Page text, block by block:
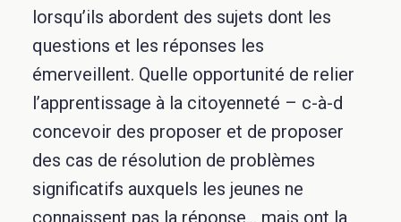
lorsqu’ils abordent des sujets dont les
questions et les réponses les
émerveillent. Quelle opportunité de relier
l’apprentissage à la citoyenneté – c-à-d
concevoir des proposer et de proposer
des cas de résolution de problèmes
significatifs auxquels les jeunes ne
connaissent pas la réponse… mais ont la